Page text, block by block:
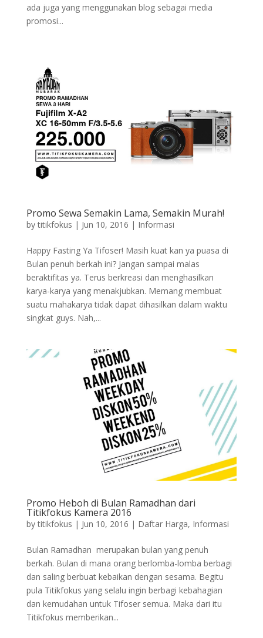
ada juga yang menggunakan blog sebagai media
promosi...
Promo Sewa Semakin Lama, Semakin Murah!
bytitikfokus | Jun 10, 2016 | Informasi
Happy Fasting Ya Tifoser! Masih kuat kan ya puasa di
Bulan penuh berkah ini? Jangan sampai malas
beraktifitas ya. Terus berkreasi dan menghasilkan
karya-karya yang menakjubkan. Memang membuat
suatu mahakarya tidak dapat dihasilkan dalam waktu
singkat guys. Nah,...
Promo Heboh di Bulan Ramadhan dari
Titikfokus Kamera 2016
bytitikfokus | Jun 10, 2016 | Daftar Harga, Informasi
Bulan Ramadhan merupakan bulan yang penuh
berkah. Bulan di mana orang berlomba-lomba berbagi
dan saling berbuat kebaikan dengan sesama. Begitu
pula Titikfokus yang selalu ingin berbagi kebahagian
dan kemudahan untuk Tifoser semua. Maka dari itu
Titikfokus memberikan...